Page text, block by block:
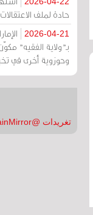
حادة لملف
2026-04-21
بـ"ولاية الفقيه"
وحوزوية أخرى في
تغريدات @BahrainMirror